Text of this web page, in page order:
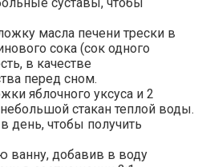
масла печени трески в
сока (сок одного
в качестве
перед сном.
яблочного уксуса и 2
стакан теплой воды.
день, чтобы получить
ванну, добавив в воду